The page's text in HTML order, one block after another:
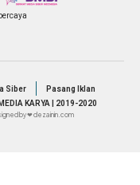
Siber
Pasang Iklan
KARYA | 2019-2020
by ❤ dezainin.com